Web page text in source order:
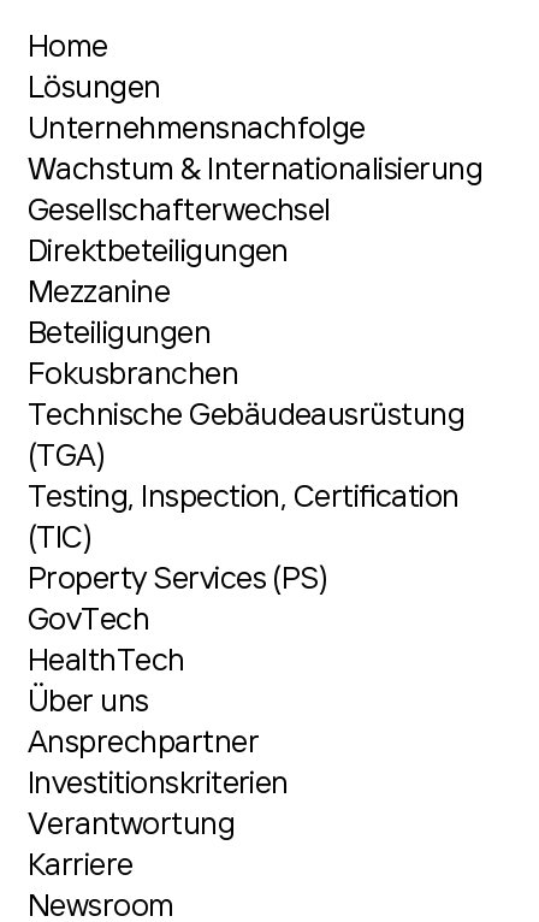
Home
Lösungen
Unternehmensnachfolge
Wachstum & Internationalisierung
Gesellschafterwechsel
Direktbeteiligungen
Mezzanine
Beteiligungen
Fokusbranchen
Technische Gebäudeausrüstung
(TGA)
Testing, Inspection, Certification
(TIC)
Property Services (PS)
GovTech
HealthTech
Über uns
Ansprechpartner
Investitionskriterien
Verantwortung
Karriere
Newsroom